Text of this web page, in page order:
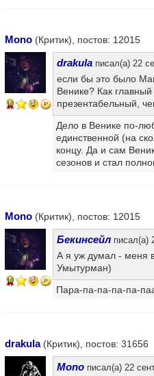
Mono (Критик), постов: 12015
10
drakula писал(а) 22
если бы это было
Венике? Как
презентабельный,
Дело в Венике по-
единственной (на
концу. Да и сам
сезонов и стал
Mono (Критик), постов: 12015
10
Бекинсейл писал(а)
А я уж думал - меня
Умытурман)
Пара-па-па-па-па-
drakula(Критик), постов: 31656
Mono писал(а) 22